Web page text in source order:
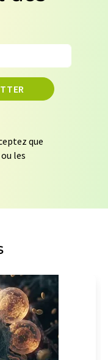
que
les
données ne
vous contacter
révoquer
motifs à
avec
contient un